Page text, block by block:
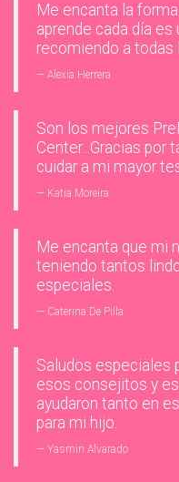
Me encanta la
aprende cada día
recomiendo a todas
Alexia Herrera
Son los mejores
Center...Gracias por
cuidar a mi mayor
Katia Moreira
Me encanta que mi
teniendo tantos
especiales.
Caterina De Pilla
Saludos especiales
esos consejitos y
ayudaron tanto en
para mi hijo.
Yasmin Alvarado